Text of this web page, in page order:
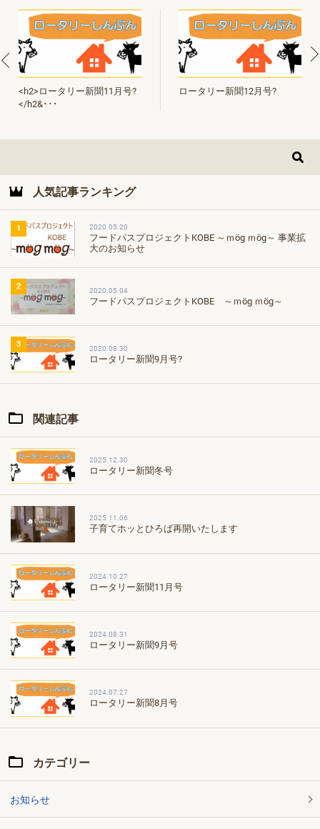
<h2>ロータリー新聞11月号?
</h2&･･･
ロータリー新聞12月号?
人気記事ランキング
1 2020.05.20
フードパスプロジェクトKOBE ～ｍög ｍög～ 事業拡
大のお知らせ
2 2020.05.04
フードパスプロジェクトKOBE ～ｍög ｍög～
3 2020.08.30
ロータリー新聞9月号?
関連記事
2025.12.30
ロータリー新聞冬号
2025.11.06
子育てホッとひろば再開いたします
2024.10.27
ロータリー新聞11月号
2024.08.31
ロータリー新聞9月号
2024.07.27
ロータリー新聞8月号
カテゴリー
お知らせ